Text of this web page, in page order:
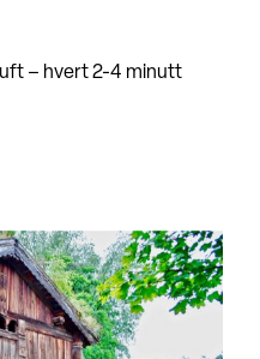
– hvert 2-4 minutt